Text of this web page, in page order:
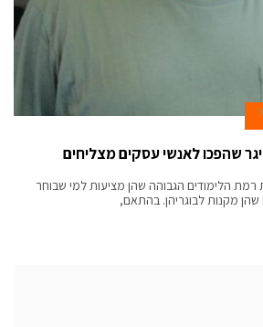
שהפכו לאנשי עסקים מצליחים
רמת הלימודים הגבוהה שהן מציעות למי שבוחר
שהן מקנות לבוגריהן. בהתאם,